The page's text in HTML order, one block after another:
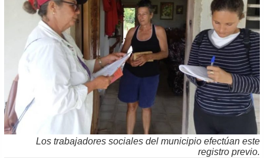
Los trabajadores sociales del municipio efectúan este
registro previo.